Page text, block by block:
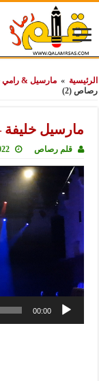
الرئيسية » مارسيل & رامي
رصاص (2)
مارسيل
قلم رصاص
00:00